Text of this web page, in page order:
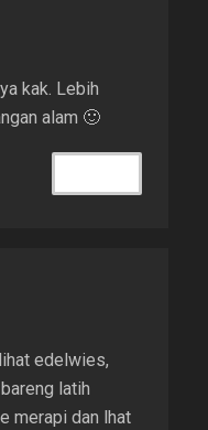
kak. Lebih
alam 🙂
edelwies,
latih
merapi dan lhat